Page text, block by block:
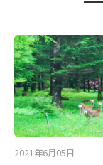
2021年6月05日